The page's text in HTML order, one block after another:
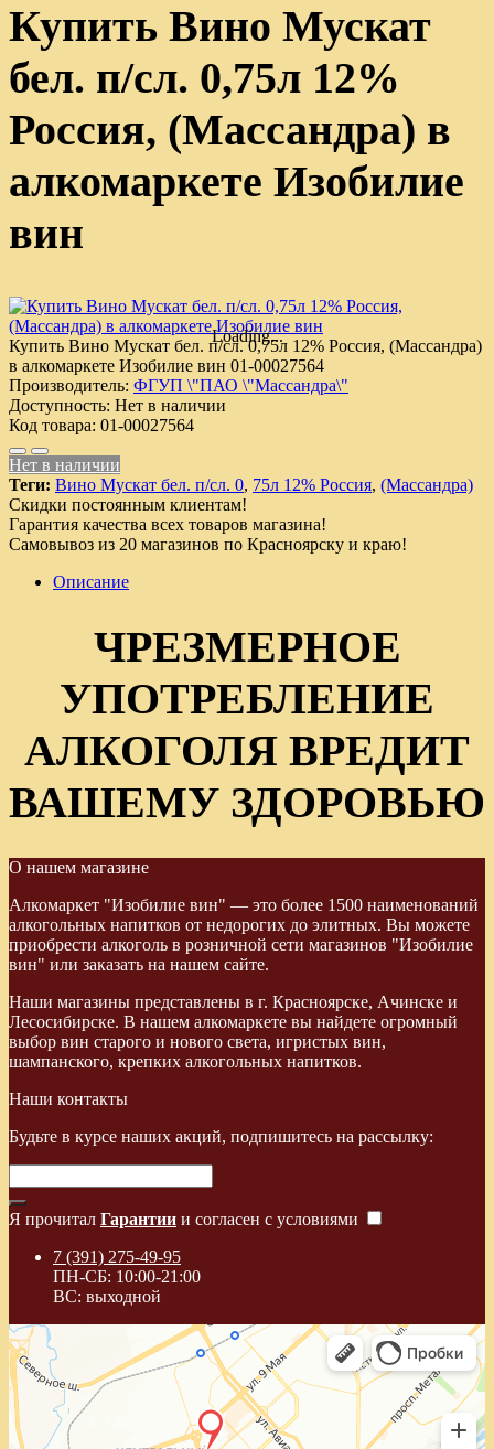
Купить Вино Мускат
бел. п/сл. 0,75л 12%
Россия, (Массандра) в
алкомаркете Изобилие
вин
Loading...
Купить Вино Мускат бел. п/сл. 0,75л 12% Россия, (Массандра)
в алкомаркете Изобилие вин 01-00027564
Производитель: ФГУП \"ПАО \"Массандра\"
Доступность: Нет в наличии
Код товара: 01-00027564
Нет в наличии
Теги: Вино Мускат бел. п/сл. 0, 75л 12% Россия, (Массандра)
Скидки постоянным клиентам!
Гарантия качества всех товаров магазина!
Самовывоз из 20 магазинов по Красноярску и краю!
Описание
ЧРЕЗМЕРНОЕ
УПОТРЕБЛЕНИЕ
АЛКОГОЛЯ ВРЕДИТ
ВАШЕМУ ЗДОРОВЬЮ
О нашем магазине
Алкомаркет "Изобилие вин" — это более 1500 наименований
алкогольных напитков от недорогих до элитных. Вы можете
приобрести алкоголь в розничной сети магазинов "Изобилие
вин" или заказать на нашем сайте.
Наши магазины представлены в г. Красноярске, Ачинске и
Лесосибирске. В нашем алкомаркете вы найдете огромный
выбор вин старого и нового света, игристых вин,
шампанского, крепких алкогольных напитков.
Наши контакты
Будьте в курсе наших акций, подпишитесь на рассылку:
Я прочитал Гарантии и согласен с условиями
7 (391) 275-49-95
ПН-СБ: 10:00-21:00
ВС: выходной